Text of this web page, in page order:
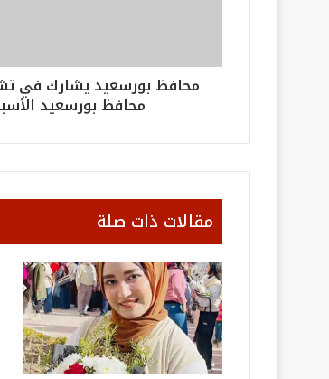
محافظ بورسعيد يشارك في
محافظ بورسعيد
مقالات ذات صلة